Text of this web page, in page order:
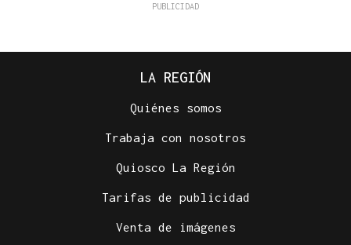
LA REGIÓN
Quiénes somos
Trabaja con nosotros
Quiosco La Región
Tarifas de publicidad
Venta de imágenes